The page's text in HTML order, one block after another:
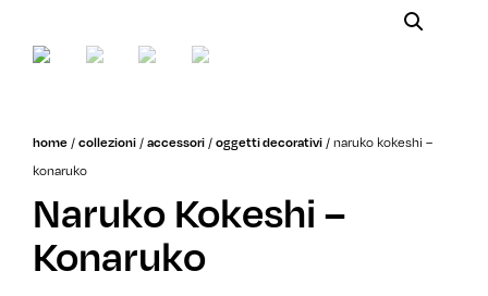
home / collezioni / accessori / oggetti decorativi / naruko kokeshi –
konaruko
Naruko Kokeshi –
Konaruko